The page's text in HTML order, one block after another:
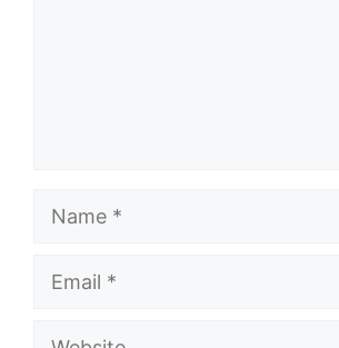
Website